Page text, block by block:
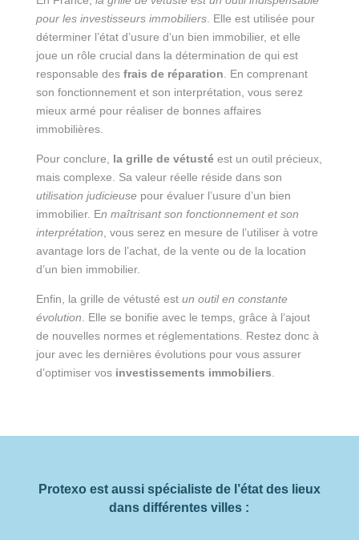
pour les investisseurs immobiliers. Elle est utilisée pour
déterminer l’état d’usure d’un bien immobilier, et elle
joue un rôle crucial dans la détermination de qui est
responsable des frais de réparation . En comprenant
son fonctionnement et son interprétation, vous serez
mieux armé pour réaliser de bonnes affaires
immobilières.
Pour conclure, la grille de vétustéest un outil précieux,
mais complexe. Sa valeur réelle réside dans son
utilisation judicieuse pour évaluer l’usure d’un bien
immobilier. En maîtrisant son fonctionnement et son
interprétation , vous serez en mesure de l’utiliser à votre
avantage lors de l’achat, de la vente ou de la location
d’un bien immobilier.
Enfin, la grille de vétusté est un outil en constante
évolution . Elle se bonifie avec le temps, grâce à l’ajout
de nouvelles normes et réglementations. Restez donc à
jour avec les dernières évolutions pour vous assurer
d’optimiser vosinvestissements immobiliers
Protexo est aussi spécialiste de l’état des lieux
dans différentes villes :